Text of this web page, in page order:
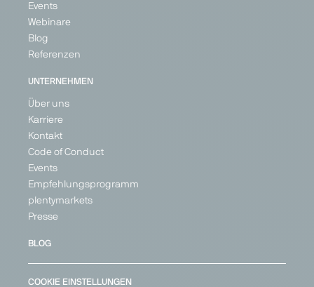
Events
Webinare
Blog
Referenzen
UNTERNEHMEN
Über uns
Karriere
Kontakt
Code of Conduct
Events
Empfehlungsprogramm
plentymarkets
Presse
BLOG
COOKIE EINSTELLUNGEN